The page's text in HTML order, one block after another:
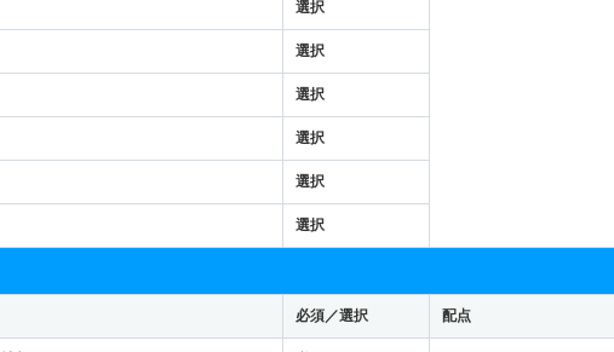
選択
選択
選択
選択
選択
選択
必須／選択 配点